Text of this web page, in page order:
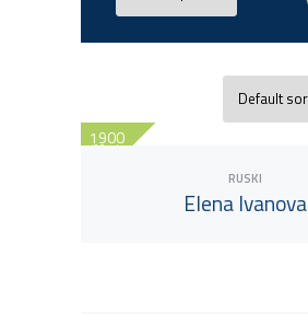
1900
90 min
RUSKI
Elena Ivanova